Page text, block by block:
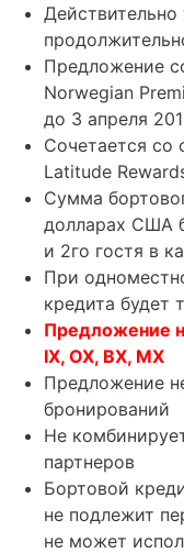
Действительно
Предложение
Norwegian
до 3 апреля
Сочетается со
Latitude
Сумма
долларах США
и 2го гостя в
При
кредита будет
Предложение
IX, OX, BX, MX
Предложение
бронирований
Не
партнеров
Бортовой
не подлежит
не может